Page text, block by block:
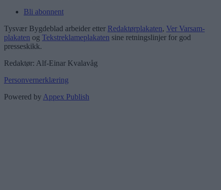
Bli abonnent
Tysvær Bygdeblad arbeider etter Redaktørplakaten, Ver Varsam-
plakaten og Tekstreklameplakaten sine retningslinjer for god
presseskikk.
Redaktør: Alf-Einar Kvalavåg
Personvernerklæring
Powered byAppex Publish